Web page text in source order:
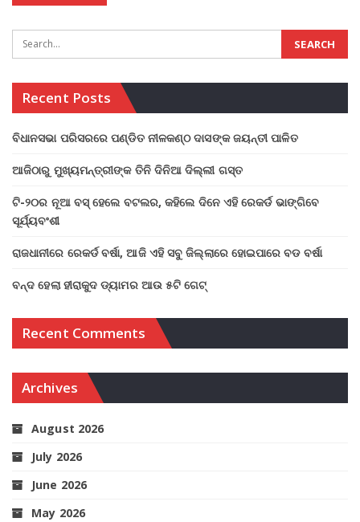
Recent Posts
ବିଧାନସଭା ପରିସରରେ ପଣ୍ଡିତ ନୀଳକଣ୍ଠ ଦାସଙ୍କ ଜୟନ୍ତୀ ପାଳିତ
ଆଜିଠାରୁ ମୁଖ୍ୟମନ୍ତ୍ରୀଙ୍କ ତିନି ଦିନିଆ ଦିଲ୍ଲୀ ଗସ୍ତ
ଟି-୨୦ର ନୂଆ ବସ୍ ହେଲେ ବଟଲର, କହିଲେ ଦିନେ ଏହି ରେକର୍ଡ ଭାଙ୍ଗିବେ
ସୂର୍ଯ୍ୟବଂଶୀ
ରାଜଧାନୀରେ ରେକର୍ଡ ବର୍ଷା, ଆଜି ଏହି ସବୁ ଜିଲ୍ଲାରେ ହୋଇପାରେ ବଡ ବର୍ଷା
ବନ୍ଦ ହେଲା ହୀରାକୁଦ ଡ୍ୟାମର ଆଉ ୫ଟି ଗେଟ୍
Recent Comments
Archives
August 2026
July 2026
June 2026
May 2026